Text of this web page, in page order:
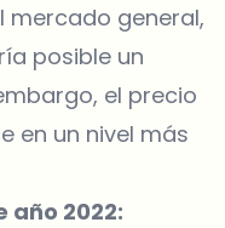
mercado general,
posible un
el precio
en un nivel más
año 2022: